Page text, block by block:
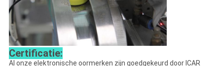
Certificatie:
Al onze elektronische oormerken zijn goedgekeurd door ICAR